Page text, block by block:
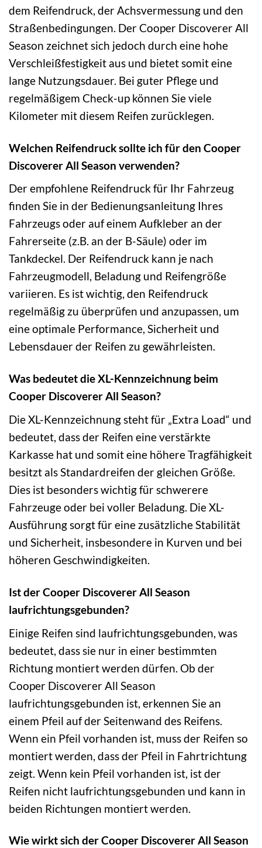
dem Reifendruck, der Achsvermessung und den
Straßenbedingungen. Der Cooper Discoverer All
Season zeichnet sich jedoch durch eine hohe
Verschleißfestigkeit aus und bietet somit eine
lange Nutzungsdauer. Bei guter Pflege und
regelmäßigem Check-up können Sie viele
Kilometer mit diesem Reifen zurücklegen.
Welchen Reifendruck sollte ich für den Cooper
Discoverer All Season verwenden?
Der empfohlene Reifendruck für Ihr Fahrzeug
finden Sie in der Bedienungsanleitung Ihres
Fahrzeugs oder auf einem Aufkleber an der
Fahrerseite (z.B. an der B-Säule) oder im
Tankdeckel. Der Reifendruck kann je nach
Fahrzeugmodell, Beladung und Reifengröße
variieren. Es ist wichtig, den Reifendruck
regelmäßig zu überprüfen und anzupassen, um
eine optimale Performance, Sicherheit und
Lebensdauer der Reifen zu gewährleisten.
Was bedeutet die XL-Kennzeichnung beim
Cooper Discoverer All Season?
Die XL-Kennzeichnung steht für „Extra Load“ und
bedeutet, dass der Reifen eine verstärkte
Karkasse hat und somit eine höhere Tragfähigkeit
besitzt als Standardreifen der gleichen Größe.
Dies ist besonders wichtig für schwerere
Fahrzeuge oder bei voller Beladung. Die XL-
Ausführung sorgt für eine zusätzliche Stabilität
und Sicherheit, insbesondere in Kurven und bei
höheren Geschwindigkeiten.
Ist der Cooper Discoverer All Season
laufrichtungsgebunden?
Einige Reifen sind laufrichtungsgebunden, was
bedeutet, dass sie nur in einer bestimmten
Richtung montiert werden dürfen. Ob der
Cooper Discoverer All Season
laufrichtungsgebunden ist, erkennen Sie an
einem Pfeil auf der Seitenwand des Reifens.
Wenn ein Pfeil vorhanden ist, muss der Reifen so
montiert werden, dass der Pfeil in Fahrtrichtung
zeigt. Wenn kein Pfeil vorhanden ist, ist der
Reifen nicht laufrichtungsgebunden und kann in
beiden Richtungen montiert werden.
Wie wirkt sich der Cooper Discoverer All Season